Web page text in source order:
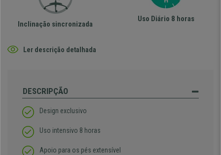
Inclinação sincronizada
Uso Diário 8 horas
Ler descrição detalhada
DESCRIPÇÃO
Design exclusivo
Uso intensivo 8 horas
Apoio para os pés extensível